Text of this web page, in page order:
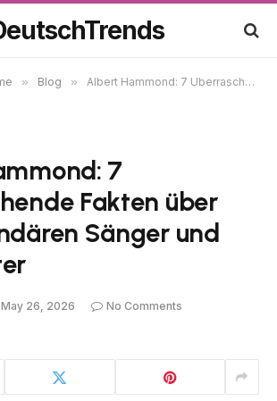
» Blog » Albert Hammond: 7 Überraschende Fakten über den legendären Sänger und Songwriter
7
Fakten über
Sänger und
May 26, 2026
No Comments